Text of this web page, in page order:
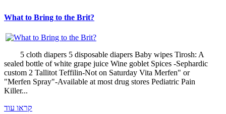
What to Bring to the Brit?
5 cloth diapers 5 disposable diapers Baby wipes Tirosh: A
sealed bottle of white grape juice Wine goblet Spices -Sephardic
custom 2 Tallitot Teffilin-Not on Saturday Vita Merfen" or
"Merfen Spray"-Available at most drug stores Pediatric Pain
Killer...
קראו עוד